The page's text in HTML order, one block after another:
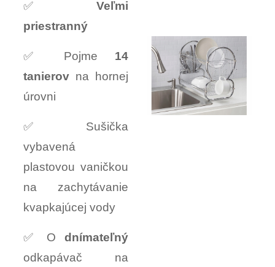
✅ Veľmi
priestranný
✅ Pojme 14
tanierov na hornej
úrovni
✅ Sušička
vybavená
plastovou vaničkou
na zachytávanie
kvapkajúcej vody
✅ O dnímateľný
odkapávač na